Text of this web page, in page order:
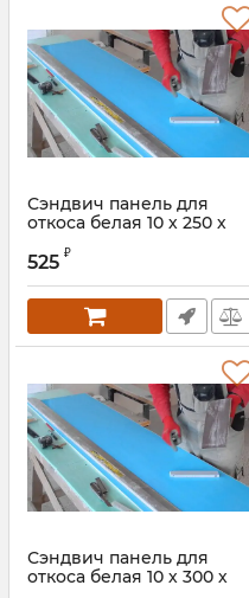
Сэндвич панель для
откоса белая 10 х 250 х
525 ₽
Сэндвич панель для
откоса белая 10 х 300 х